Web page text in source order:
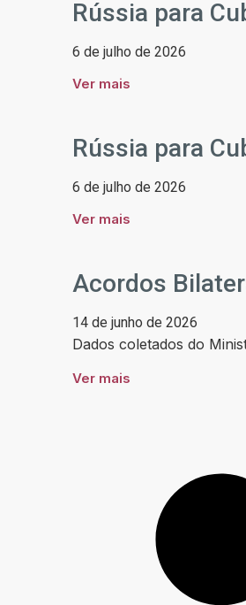
Rússia para
6 de julho de 2026
Ver mais
Rússia para
6 de julho de 2026
Ver mais
Acordos
14 de junho de 2026
Dados coletados do
Ver mais